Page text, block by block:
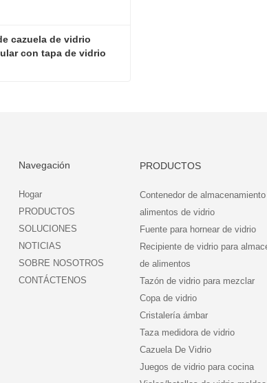
cazuela de vidrio
con tapa de vidrio
Navegación
Hogar
PRODUCTOS
SOLUCIONES
NOTICIAS
SOBRE NOSOTROS
CONTÁCTENOS
PRODUCTOS
Contenedor de
alimentos de vidrio
Fuente para hornear de vidrio
Recipiente de vidrio para
de alimentos
Tazón de vidrio para mezclar
Copa de vidrio
Cristalería ámbar
Taza medidora de vidrio
Cazuela De Vidrio
Juegos de vidrio para cocina